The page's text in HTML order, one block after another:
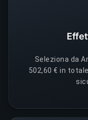
Seleziona da
502,60 € in